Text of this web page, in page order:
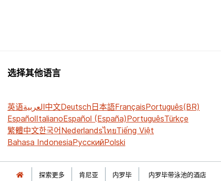
选择其他语言
英语العربية中文Deutsch日本語FrançaisPortuguês(BR)
EspañolItalianoEspañol (España)PortuguêsTürkçe
繁體中文한국어NederlandsไทยTiếng Việt
Bahasa IndonesiaРусскийPolski
探索更多 肯尼亚 内罗毕 内罗毕带泳池的酒店